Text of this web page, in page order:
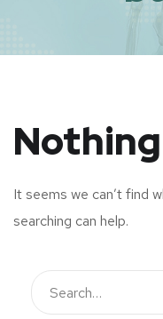
It seems we can’t find
searching can help.